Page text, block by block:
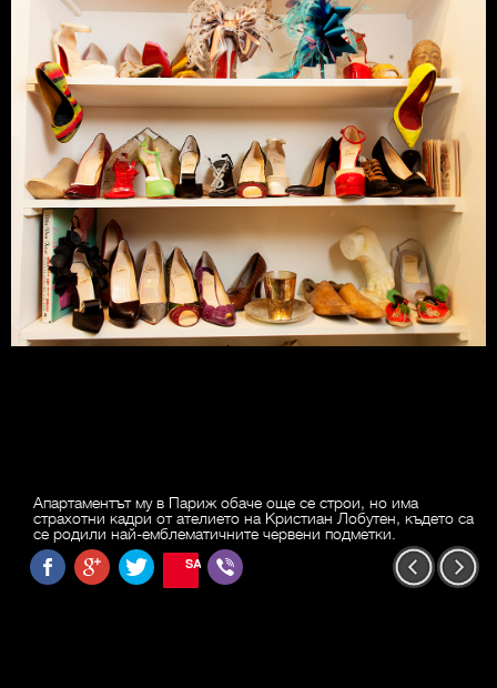
Апартаментът му в Париж обаче още се строи, но има
страхотни кадри от ателието на Кристиан Лобутен, където са
се родили най-емблематичните червени подметки.
SAVE